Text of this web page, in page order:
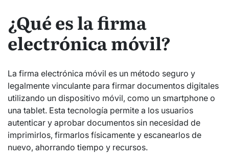
¿Qué es la firma
electrónica móvil?
La firma electrónica móvil es un método seguro y
legalmente vinculante para firmar documentos digitales
utilizando un dispositivo móvil, como un smartphone o
una tablet. Esta tecnología permite a los usuarios
autenticar y aprobar documentos sin necesidad de
imprimirlos, firmarlos físicamente y escanearlos de
nuevo, ahorrando tiempo y recursos.